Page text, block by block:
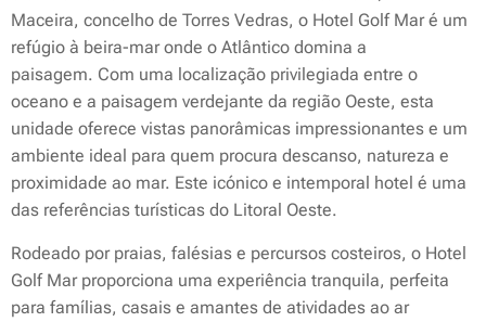
Maceira, concelho de Torres Vedras, o Hotel Golf Mar é um
refúgio à beira-mar onde o Atlântico domina a
paisagem. Com uma localização privilegiada entre o
oceano e a paisagem verdejante da região Oeste, esta
unidade oferece vistas panorâmicas impressionantes e um
ambiente ideal para quem procura descanso, natureza e
proximidade ao mar. Este icónico e intemporal hotel é uma
das referências turísticas do Litoral Oeste.
Rodeado por praias, falésias e percursos costeiros, o Hotel
Golf Mar proporciona uma experiência tranquila, perfeita
para famílias, casais e amantes de atividades ao ar